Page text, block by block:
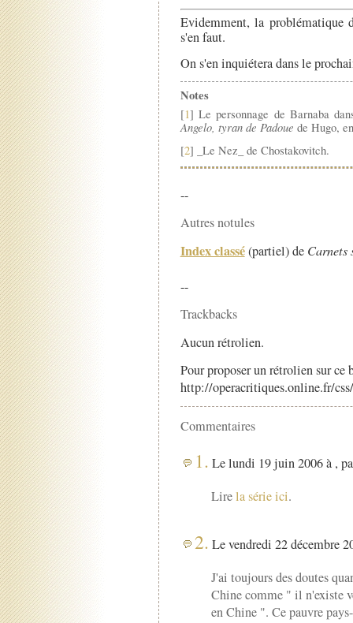
Evidemment, la problématique
s'en faut.
On s'en inquiétera dans le
Notes
[1] Le personnage de Barnaba
Angelo, tyran de Padoue de Hugo,
[2] _Le Nez_ de Chostakovitch.
--
Autres notules
Index classé(partiel) de Carnets
--
Trackbacks
Aucun rétrolien.
Pour proposer un rétrolien sur
http://operacritiques.online.fr/
Commentaires
1. Le lundi 19 juin 2006 à ,
Lirela série ici.
2. Le vendredi 22 décembre
J'ai toujours des doutes
Chine comme " il n'existe
en Chine ". Ce pauvre